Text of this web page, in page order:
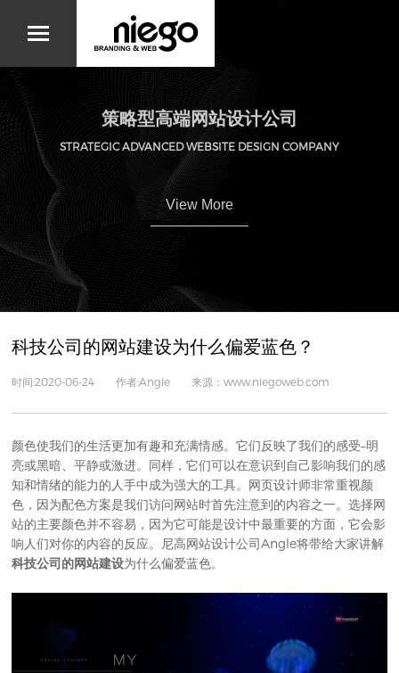
策略型高端网站设计公司
STRATEGIC ADVANCED WEBSITE DESIGN COMPANY
View More
科技公司的网站建设为什么偏爱蓝色？
时间:2020-06-24 作者:Angle 来源：www.niegoweb.com
颜色使我们的生活更加有趣和充满情感。它们反映了我们的感受–明
亮或黑暗、平静或激进。同样，它们可以在意识到自己影响我们的感
知和情绪的能力的人手中成为强大的工具。网页设计师非常重视颜
色，因为配色方案是我们访问网站时首先注意到的内容之一。选择网
站的主要颜色并不容易，因为它可能是设计中最重要的方面，它会影
响人们对你的内容的反应。尼高网站设计公司Angle将带给大家讲解
科技公司的网站建设为什么偏爱蓝色。